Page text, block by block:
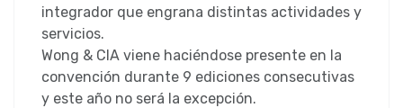
integrador que engrana distintas actividades y
servicios.
Wong & CIA viene haciéndose presente en la
convención durante 9 ediciones consecutivas
y este año no será la excepción.